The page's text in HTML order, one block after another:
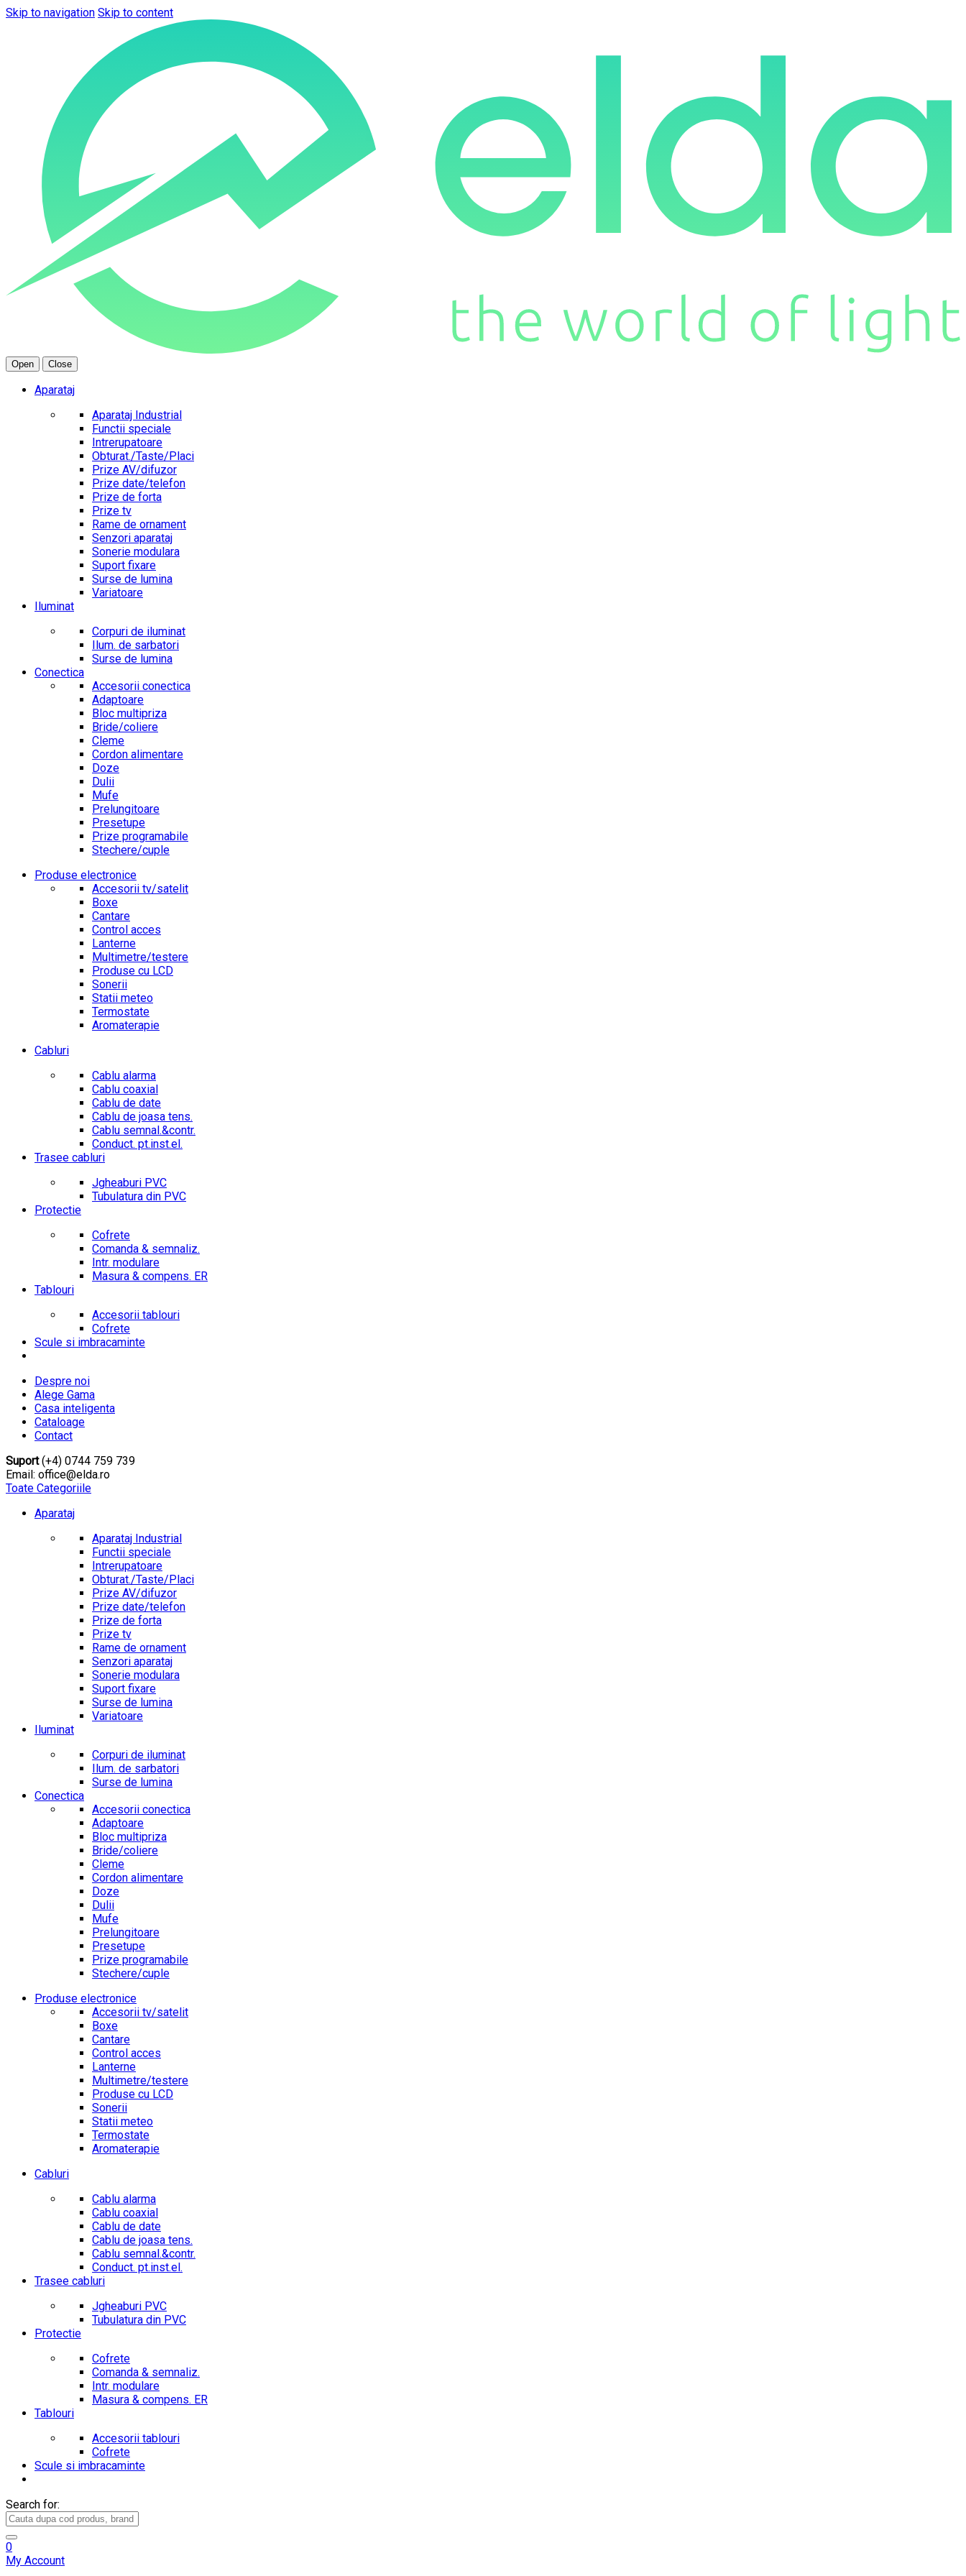
Skip to navigation Skip to content
Open Close
Aparataj
Aparataj Industrial
Functii speciale
Intrerupatoare
Obturat./Taste/Placi
Prize AV/difuzor
Prize date/telefon
Prize de forta
Prize tv
Rame de ornament
Senzori aparataj
Sonerie modulara
Suport fixare
Surse de lumina
Variatoare
Iluminat
Corpuri de iluminat
Ilum. de sarbatori
Surse de lumina
Conectica
Accesorii conectica
Adaptoare
Bloc multipriza
Bride/coliere
Cleme
Cordon alimentare
Doze
Dulii
Mufe
Prelungitoare
Presetupe
Prize programabile
Stechere/cuple
Produse electronice
Accesorii tv/satelit
Boxe
Cantare
Control acces
Lanterne
Multimetre/testere
Produse cu LCD
Sonerii
Statii meteo
Termostate
Aromaterapie
Cabluri
Cablu alarma
Cablu coaxial
Cablu de date
Cablu de joasa tens.
Cablu semnal.&contr.
Conduct. pt.inst.el.
Trasee cabluri
Jgheaburi PVC
Tubulatura din PVC
Protectie
Cofrete
Comanda & semnaliz.
Intr. modulare
Masura & compens. ER
Tablouri
Accesorii tablouri
Cofrete
Scule si imbracaminte
Despre noi
Alege Gama
Casa inteligenta
Cataloage
Contact
Suport(+4) 0744 759 739
Email: office@elda.ro
Toate Categoriile
Aparataj
Aparataj Industrial
Functii speciale
Intrerupatoare
Obturat./Taste/Placi
Prize AV/difuzor
Prize date/telefon
Prize de forta
Prize tv
Rame de ornament
Senzori aparataj
Sonerie modulara
Suport fixare
Surse de lumina
Variatoare
Iluminat
Corpuri de iluminat
Ilum. de sarbatori
Surse de lumina
Conectica
Accesorii conectica
Adaptoare
Bloc multipriza
Bride/coliere
Cleme
Cordon alimentare
Doze
Dulii
Mufe
Prelungitoare
Presetupe
Prize programabile
Stechere/cuple
Produse electronice
Accesorii tv/satelit
Boxe
Cantare
Control acces
Lanterne
Multimetre/testere
Produse cu LCD
Sonerii
Statii meteo
Termostate
Aromaterapie
Cabluri
Cablu alarma
Cablu coaxial
Cablu de date
Cablu de joasa tens.
Cablu semnal.&contr.
Conduct. pt.inst.el.
Trasee cabluri
Jgheaburi PVC
Tubulatura din PVC
Protectie
Cofrete
Comanda & semnaliz.
Intr. modulare
Masura & compens. ER
Tablouri
Accesorii tablouri
Cofrete
Scule si imbracaminte
Search for:
0
My Account